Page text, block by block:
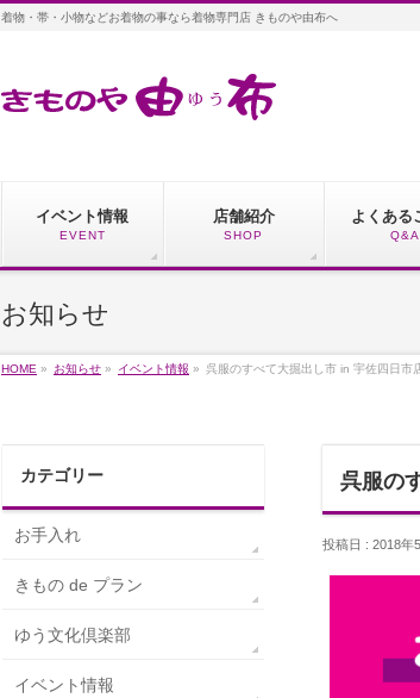
着物・帯・小物などお着物の事なら着物専門店 きものや由布へ
イベント情報
EVENT
店舗紹介
SHOP
よくある
Q&A
お知らせ
HOME » お知らせ » イベント情報 » 呉服のすべて大掘出し市 in 宇佐四日市
呉服の
投稿日 : 2018年
カテゴリー
お手入れ
きもの de プラン
ゆう文化倶楽部
イベント情報